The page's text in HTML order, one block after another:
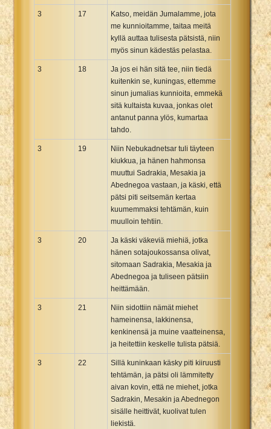
3 17
Katso, meidän Jumalamme, jota
me kunnioitamme, taitaa meitä
kyllä auttaa tulisesta pätsistä, niin
myös sinun kädestäs pelastaa.
3 18
Ja jos ei hän sitä tee, niin tiedä
kuitenkin se, kuningas, ettemme
sinun jumalias kunnioita, emmekä
sitä kultaista kuvaa, jonkas olet
antanut panna ylös, kumartaa
tahdo.
3 19
Niin Nebukadnetsar tuli täyteen
kiukkua, ja hänen hahmonsa
muuttui Sadrakia, Mesakia ja
Abednegoa vastaan, ja käski, että
pätsi piti seitsemän kertaa
kuumemmaksi tehtämän, kuin
muulloin tehtiin.
3 20
Ja käski väkeviä miehiä, jotka
hänen sotajoukossansa olivat,
sitomaan Sadrakia, Mesakia ja
Abednegoa ja tuliseen pätsiin
heittämään.
3 21
Niin sidottiin nämät miehet
hameinensa, lakkinensa,
kenkinensä ja muine vaatteinensa,
ja heitettiin keskelle tulista pätsiä.
3 22
Sillä kuninkaan käsky piti kiiruusti
tehtämän, ja pätsi oli lämmitetty
aivan kovin, että ne miehet, jotka
Sadrakin, Mesakin ja Abednegon
sisälle heittivät, kuolivat tulen
liekistä.